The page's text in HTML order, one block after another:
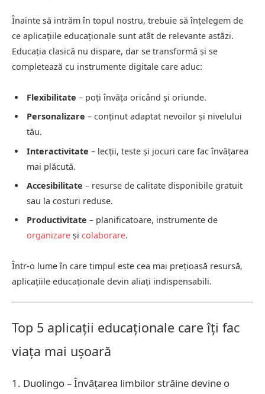
Înainte să intrăm în topul nostru, trebuie să înțelegem de
ce aplicațiile educaționale sunt atât de relevante astăzi.
Educația clasică nu dispare, dar se transformă și se
completează cu instrumente digitale care aduc:
Flexibilitate – poți învăța oricând și oriunde.
Personalizare – conținut adaptat nevoilor și nivelului
tău.
Interactivitate – lecții, teste și jocuri care fac învățarea
mai plăcută.
Accesibilitate – resurse de calitate disponibile gratuit
sau la costuri reduse.
Productivitate – planificatoare, instrumente de
organizare și colaborare.
Într-o lume în care timpul este cea mai prețioasă resursă,
aplicațiile educaționale devin aliați indispensabili.
Top 5 aplicații educaționale care îți fac
viața mai ușoară
1. Duolingo – Învățarea limbilor străine devine o